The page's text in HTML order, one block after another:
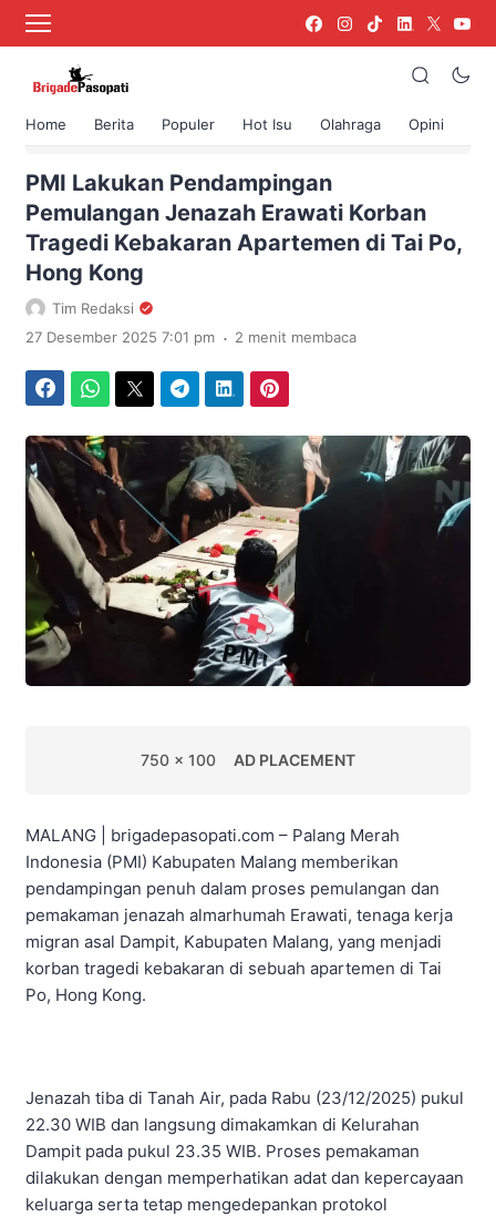
Home Berita Populer Hot Isu Olahraga Opini
›
PMI Lakukan Pendampingan
Pemulangan Jenazah Erawati Korban
Tragedi Kebakaran Apartemen di Tai Po,
Hong Kong
Tim Redaksi
27 Desember 2025 7:01 pm . 2 menit membaca
750 x 100 AD PLACEMENT
MALANG | brigadepasopati.com – Palang Merah
Indonesia (PMI) Kabupaten Malang memberikan
pendampingan penuh dalam proses pemulangan dan
pemakaman jenazah almarhumah Erawati, tenaga kerja
migran asal Dampit, Kabupaten Malang, yang menjadi
korban tragedi kebakaran di sebuah apartemen di Tai
Po, Hong Kong.
Jenazah tiba di Tanah Air, pada Rabu (23/12/2025) pukul
22.30 WIB dan langsung dimakamkan di Kelurahan
Dampit pada pukul 23.35 WIB. Proses pemakaman
dilakukan dengan memperhatikan adat dan kepercayaan
keluarga serta tetap mengedepankan protokol